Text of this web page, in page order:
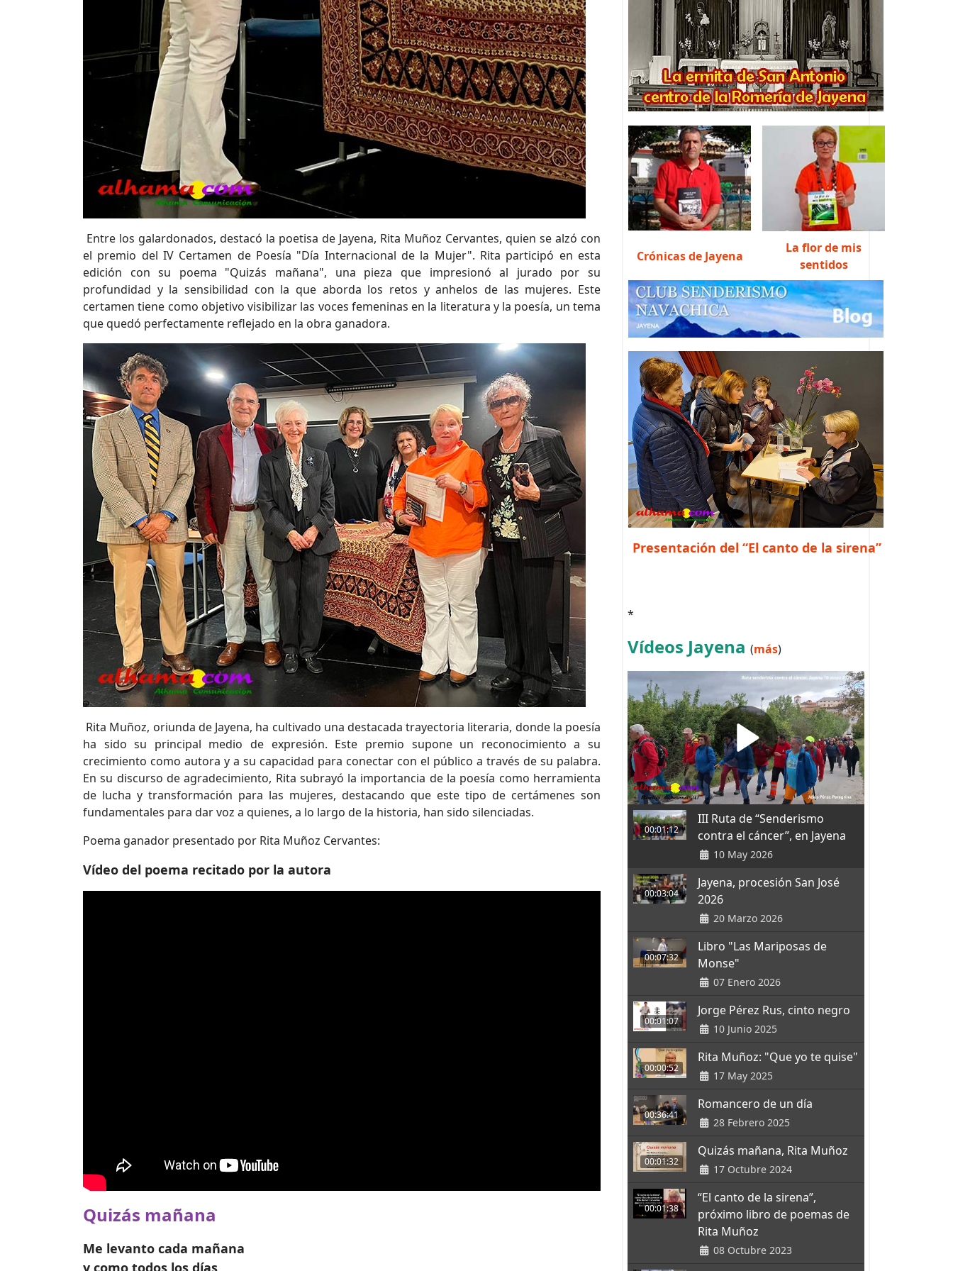
Entre los galardonados, destacó la poetisa de Jayena, Rita Muñoz Cervantes, quien se alzó con
el premio del IV Certamen de Poesía "Día Internacional de la Mujer". Rita participó en esta
edición con su poema "Quizás mañana", una pieza que impresionó al jurado por su
profundidad y la sensibilidad con la que aborda los retos y anhelos de las mujeres. Este
certamen tiene como objetivo visibilizar las voces femeninas en la literatura y la poesía, un tema
que quedó perfectamente reflejado en la obra ganadora.
Rita Muñoz, oriunda de Jayena, ha cultivado una destacada trayectoria literaria, donde la poesía
ha sido su principal medio de expresión. Este premio supone un reconocimiento a su
crecimiento como autora y a su capacidad para conectar con el público a través de su palabra.
En su discurso de agradecimiento, Rita subrayó la importancia de la poesía como herramienta
de lucha y transformación para las mujeres, destacando que este tipo de certámenes son
fundamentales para dar voz a quienes, a lo largo de la historia, han sido silenciadas.
Poema ganador presentado por Rita Muñoz Cervantes:
Vídeo del poema recitado por la autora
Quizás mañana
Me levanto cada mañana
Crónicas de Jayena
La flor de mis
sentidos
Presentación del “El canto de la sirena”
*
Vídeos Jayena (más)
00:01:12
III Ruta de “Senderismo
contra el cáncer”, en Jayena
10 May 2026
00:03:04
Jayena, procesión San José
2026
20 Marzo 2026
00:07:32
Libro "Las Mariposas de
Monse"
07 Enero 2026
00:01:07
Jorge Pérez Rus, cinto negro
10 Junio 2025
00:00:52
Rita Muñoz: "Que yo te quise"
17 May 2025
00:36:41
Romancero de un día
28 Febrero 2025
00:01:32
Quizás mañana, Rita Muñoz
17 Octubre 2024
00:01:38
“El canto de la sirena”,
próximo libro de poemas de
Rita Muñoz
08 Octubre 2023